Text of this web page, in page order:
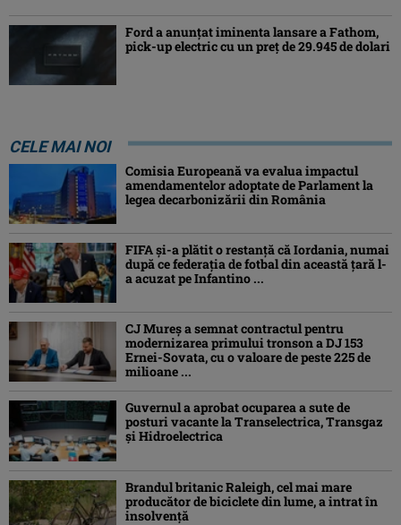
Ford a anunțat iminenta lansare a Fathom,
pick-up electric cu un preț de 29.945 de dolari
CELE MAI NOI
Comisia Europeană va evalua impactul
amendamentelor adoptate de Parlament la
legea decarbonizării din România
FIFA și-a plătit o restanță că Iordania, numai
după ce federația de fotbal din această țară l-
a acuzat pe Infantino ...
CJ Mureș a semnat contractul pentru
modernizarea primului tronson a DJ 153
Ernei-Sovata, cu o valoare de peste 225 de
milioane ...
Guvernul a aprobat ocuparea a sute de
posturi vacante la Transelectrica, Transgaz
și Hidroelectrica
Brandul britanic Raleigh, cel mai mare
producător de biciclete din lume, a intrat în
insolvență